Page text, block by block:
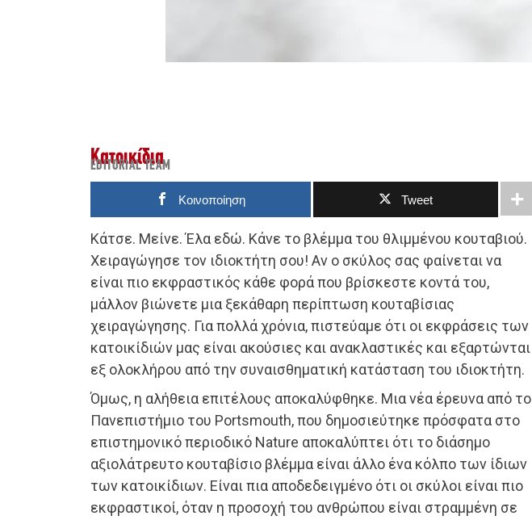
Κατοικίδια
EDITORIAL TEAM
Κοινοποίηση Tweet
Κάτσε. Μείνε. Έλα εδώ. Κάνε το βλέμμα του θλιμμένου κουταβιού.
Χειραγώγησε τον ιδιοκτήτη σου! Αν ο σκύλος σας φαίνεται να
είναι πιο εκφραστικός κάθε φορά που βρίσκεστε κοντά του,
μάλλον βιώνετε μια ξεκάθαρη περίπτωση κουταβίσιας
χειραγώγησης. Για πολλά χρόνια, πιστεύαμε ότι οι εκφράσεις των
κατοικίδιών μας είναι ακούσιες και ανακλαστικές και εξαρτώνται
εξ ολοκλήρου από την συναισθηματική κατάσταση του ιδιοκτήτη.
Όμως, η αλήθεια επιτέλους αποκαλύφθηκε. Μια νέα έρευνα από το
Πανεπιστήμιο του Portsmouth, που δημοσιεύτηκε πρόσφατα στο
επιστημονικό περιοδικό Nature αποκαλύπτει ότι το διάσημο
αξιολάτρευτο κουταβίσιο βλέμμα είναι άλλο ένα κόλπο των ίδιων
των κατοικίδιων. Είναι πια αποδεδειγμένο ότι οι σκύλοι είναι πιο
εκφραστικοί, όταν η προσοχή του ανθρώπου είναι στραμμένη σε